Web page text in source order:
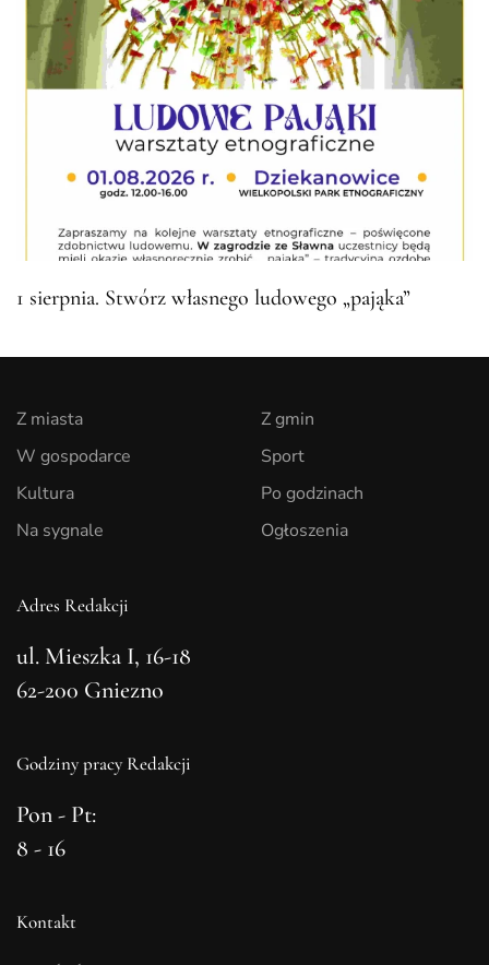
1 sierpnia. Stwórz własnego ludowego „pająka”
Z miasta
W gospodarce
Kultura
Na sygnale
Z gmin
Sport
Po godzinach
Ogłoszenia
Adres Redakcji
ul. Mieszka I, 16-18
62-200 Gniezno
Godziny pracy Redakcji
Pon - Pt:
8 - 16
Kontakt